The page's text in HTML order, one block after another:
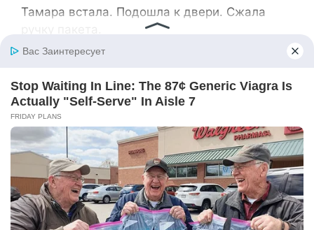
Тамара встала. Подошла к двери. Сжала
рядом. Мы… не звери. Просто… старые. Мы
по-другому не умеем.
Лидия не ответила. Просто кивнула. В дверь
постучали. Не успела даже удивиться —
вошёл Игорь.
Серый, уставший, с глазами, как у кота,
которого выгнали с крыши.